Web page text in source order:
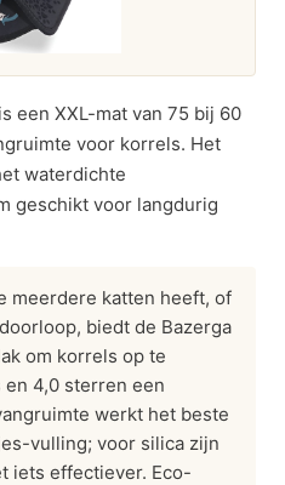
een XXL-mat van 75 bij 60
voor korrels. Het
waterdichte
geschikt voor langdurig
meerdere katten heeft, of
biedt de Bazerga
om korrels op te
4,0 sterren een
werkt het beste
vulling; voor silica zijn
iets effectiever. Eco-